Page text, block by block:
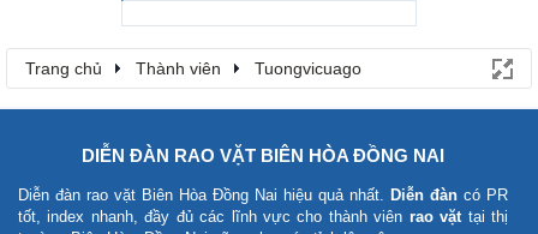
Trang chủ Thành viên Tuongvicuago
DIỄN ĐÀN RAO VẶT BIÊN HÒA ĐỒNG NAI
Diễn đàn rao vặt Biên Hòa Đồng Nai hiệu quả nhất. Diễn đàn có PR
tốt, index nhanh, đầy đủ các lĩnh vực cho thành viên rao vặttại thị